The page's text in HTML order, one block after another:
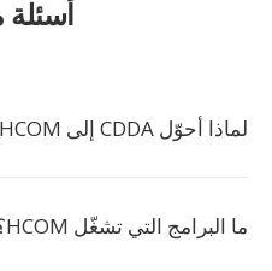
لماذا أحوّل CDDA إلى HCOM؟
ما البرامج التي تشغّل HCOM؟